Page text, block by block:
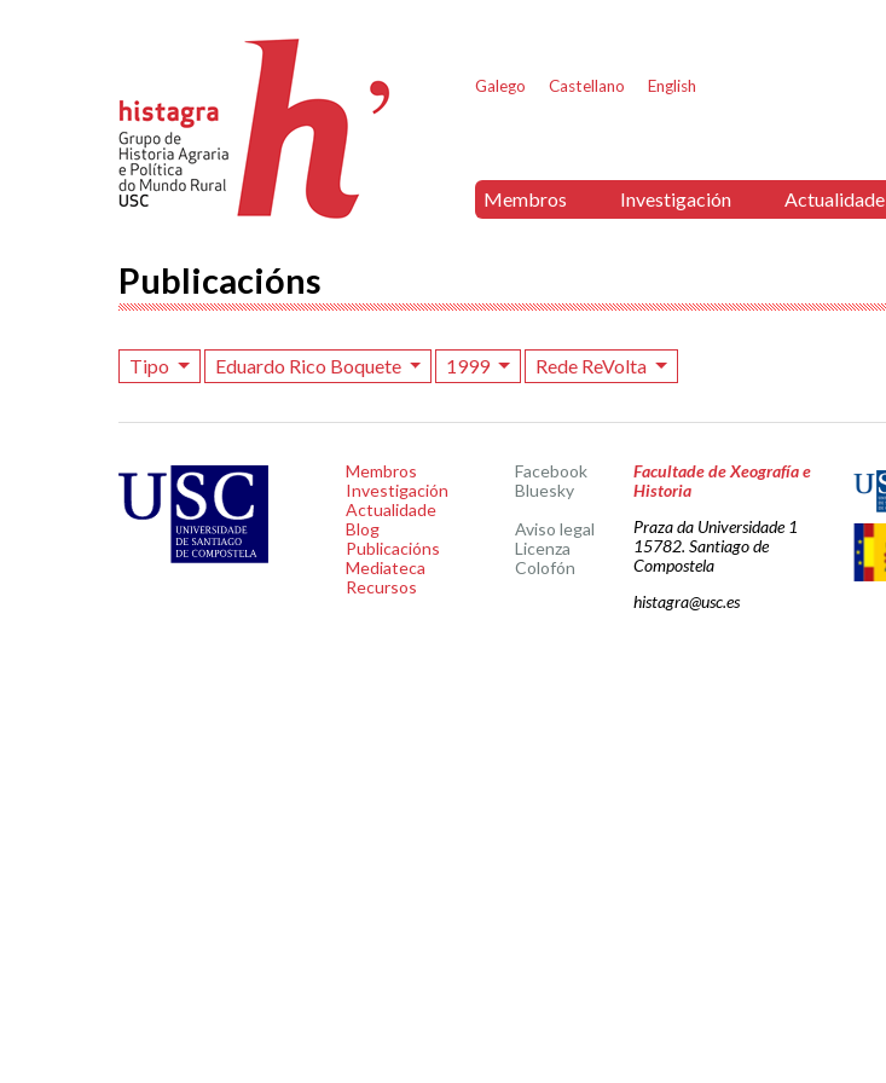
Galego Castellano English
Membros Investigación Actualidade
Publicacións
Tipo Eduardo Rico Boquete 1999 Rede ReVolta
Membros
Investigación
Actualidade
Blog
Publicacións
Mediateca
Recursos
Facebook
Bluesky
Aviso legal
Licenza
Colofón
Facultade de Xeografía e
Historia
Praza da Universidade 1
15782. Santiago de
Compostela
histagra@usc.es